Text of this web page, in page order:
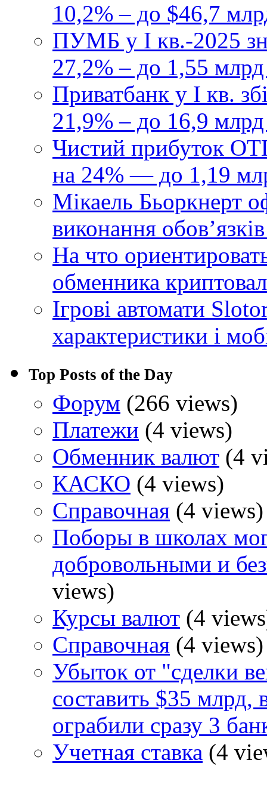
10,2% – до $46,7
ПУМБ у I кв.-2025
27,2% – до 1,55
Приватбанк у І кв.
21,9% – до 16,9
Чистий прибуток
на 24% — до 1,19
Мікаель Бьоркнерт
виконання
На что
обменника
Ігрові автомати
характеристики і
Top Posts of the Day
Форум (266 views)
Платежи (4 views)
Обменник валют (4
КАСКО (4 views)
Справочная (4 views)
Поборы в школах
добровольными и
views)
Курсы валют (4
Справочная (4 views)
Убыток от "сделки
составить $35 млрд,
ограбили сразу 3
Учетная ставка (4